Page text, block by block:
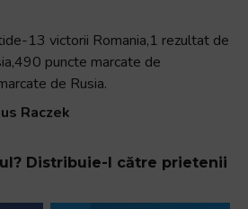
13 victorii Romania,1 rezultat de
puncte marcate de
de Rusia.
Raczek
Distribuie-l către prietenii